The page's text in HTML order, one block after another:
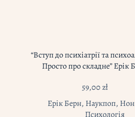
“Вступ до психіатрії та
Просто про складне” Ерік
59,00zł
Ерік Берн, Наукпоп,
Психологія